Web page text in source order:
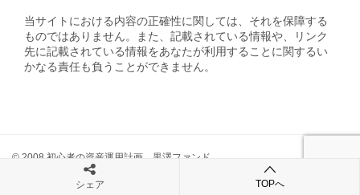
当サイトにおける内容の正確性に関しては、それを保障する
ものではありません。また、記載されている情報や、リンク
先に記載されている情報をあなたが利用することに関するい
かなる責任も負うことができません。
© 2008 初心者の資産運用計画 黒澤ファンド
シェア TOPへ